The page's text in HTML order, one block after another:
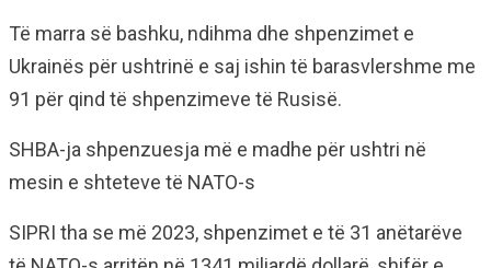
Të marra së bashku, ndihma dhe shpenzimet e
Ukrainës për ushtrinë e saj ishin të barasvlershme me
91 për qind të shpenzimeve të Rusisë.
SHBA-ja shpenzuesja më e madhe për ushtri në
mesin e shteteve të NATO-s
SIPRI tha se më 2023, shpenzimet e të 31 anëtarëve